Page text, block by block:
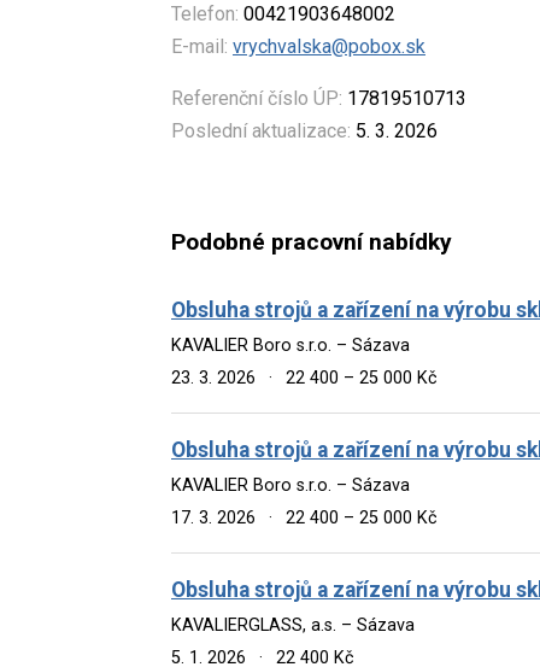
Telefon: 00421903648002
E-mail: vrychvalska@pobox.sk
Referenční číslo ÚP: 17819510713
Poslední aktualizace: 5. 3. 2026
Podobné pracovní nabídky
Obsluha strojů a zařízení na výrobu
KAVALIER Boro s.r.o. – Sázava
23. 3. 2026
· 22 400 – 25 000 Kč
Obsluha strojů a zařízení na výrobu
KAVALIER Boro s.r.o. – Sázava
17. 3. 2026
· 22 400 – 25 000 Kč
Obsluha strojů a zařízení na výrobu
KAVALIERGLASS, a.s. – Sázava
5. 1. 2026
· 22 400 Kč